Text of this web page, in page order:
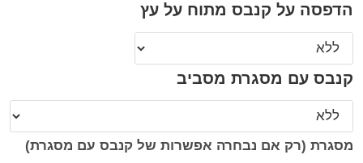
הדפסה על קנבס מתוח על עץ
קנבס עם מסגרת מסביב
מסגרת (רק אם נבחרה אפשרות של קנבס עם מסגרת)